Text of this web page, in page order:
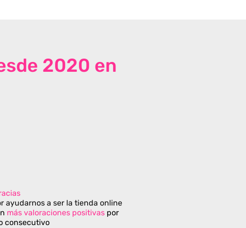
2020 en
ayudarnos a ser la tienda online
más valoraciones positivas por
consecutivo